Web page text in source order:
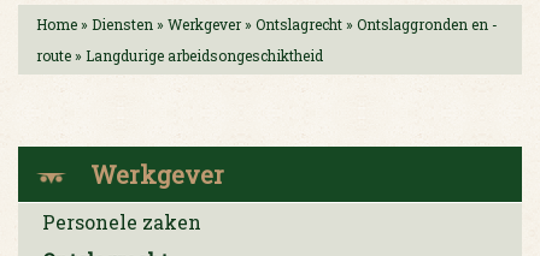
Home» Diensten » Werkgever» Ontslagrecht» Ontslaggronden en -
route» Langdurige arbeidsongeschiktheid
Werkgever
Personele zaken